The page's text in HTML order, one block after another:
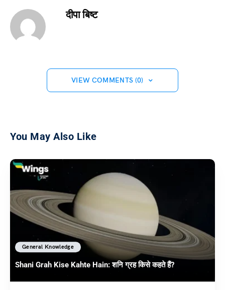
दीपा बिष्ट
VIEW COMMENTS (0)
You May Also Like
General Knowledge
Shani Grah Kise Kahte Hain: शनि ग्रह किसे कहते हैं?